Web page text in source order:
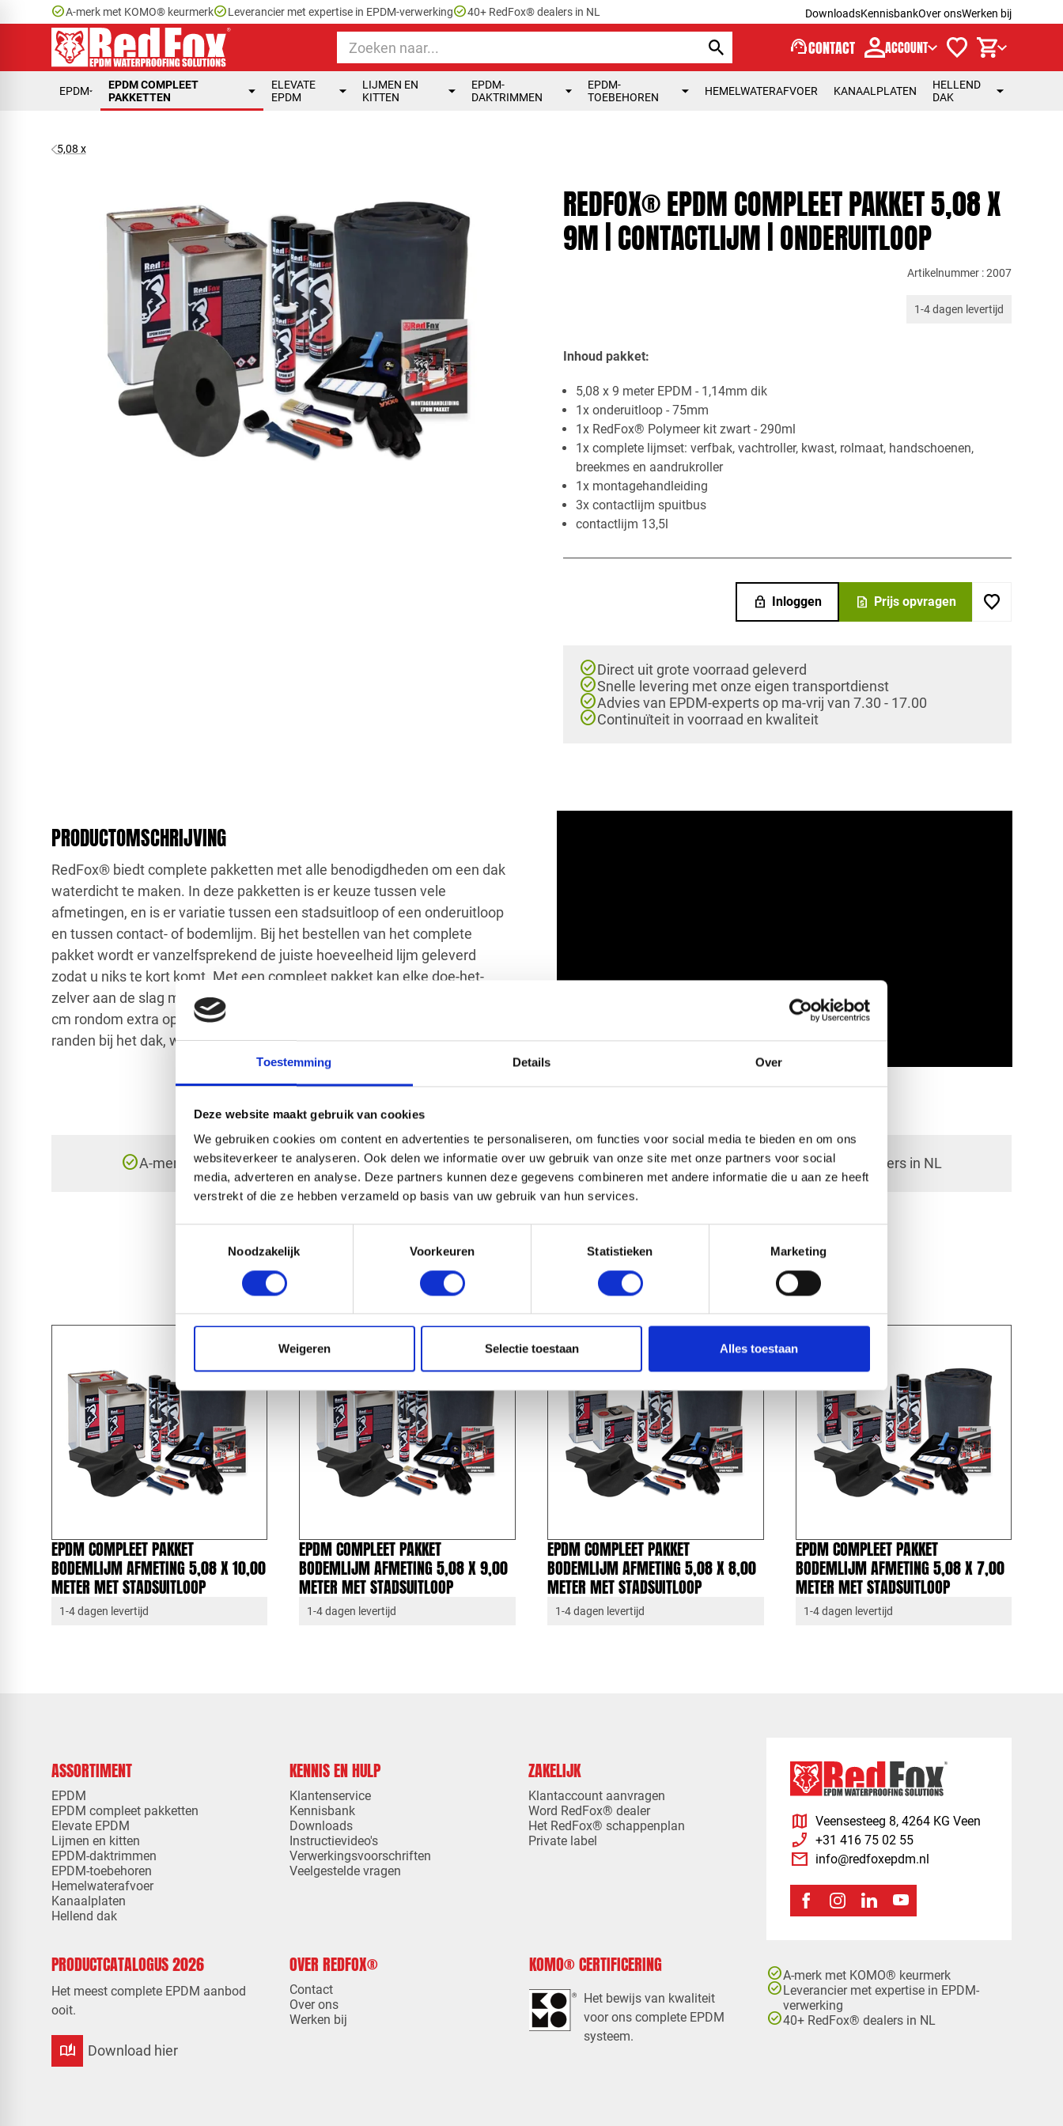
Toestemming Details Over
Deze website maakt gebruik van cookies
We gebruiken cookies om content en advertenties te personaliseren, om functies voor social media te bieden en om ons
websiteverkeer te analyseren. Ook delen we informatie over uw gebruik van onze site met onze partners voor social
media, adverteren en analyse. Deze partners kunnen deze gegevens combineren met andere informatie die u aan ze heeft
verstrekt of die ze hebben verzameld op basis van uw gebruik van hun services.
Noodzakelijk
Voorkeuren Statistieken Marketing
Weigeren Selectie toestaan Alles toestaan
check_circleA-merk met KOMO® keurmerkcheck_circleLeverancier met expertise in EPDM-verwerkingcheck_circle40+ RedFox® dealers in NL DownloadsKennisbankOver onsWerken bij
support_agentCONTACT ACCOUNT
EPDM
EPDM COMPLEET
PAKKETTEN
ELEVATE
EPDM
LIJMEN EN
KITTEN
EPDM-
DAKTRIMMEN
EPDM-
TOEBEHOREN
HEMELWATERAFVOER KANAALPLATEN
HELLEND
DAK
5,08 x
REDFOX® EPDM COMPLEET PAKKET 5,08 X
9M | CONTACTLIJM | ONDERUITLOOP
Artikelnummer : 2007
1-4 dagen levertijd
Inhoud p​akket:
​5,08 x 9 meter EPDM - 1,14mm dik
1x onderuitloop - 75mm
​1x RedFox® Polymeer kit zwart - 290ml
1x complete lijmset: verfbak, vachtroller, kwast, rolmaat, handschoenen,
breekmes en aandrukroller
1x montagehandleiding
3x contactlijm spuitbus ​
contactlijm 13,5l
lock Inloggen request_quote Prijs opvragen
check_circleDirect uit grote voorraad geleverd
check_circleSnelle levering met onze eigen transportdienst
check_circleAdvies van EPDM-experts op ma-vrij van 7.30 - 17.00
check_circleContinuïteit in voorraad en kwaliteit
PRODUCTOMSCHRIJVING
RedFox® biedt complete pakketten met alle benodigdheden om een dak
waterdicht te maken. In deze pakketten is er keuze tussen vele
afmetingen, en is er variatie tussen een stadsuitloop of een onderuitloop
en tussen contact- of bodemlijm. Bij het bestellen van het complete
pakket wordt er vanzelfsprekend de juiste hoeveelheid lijm geleverd
zodat u niks te kort komt. Met een compleet pakket kan elke doe-het-
zelver aan de slag met EPDM-dakbedekking. Wij raden aan om circa 30
cm rondom extra op te tellen bij de netto dakmaat i.v.m. de opstaande
randen bij het dak, wat zorgt voor overlapping.
check_circleA-merk met KOMO® keurmerk check_circleLeverancier met expertise in EPDM-verwerking check_circle 40+ RedFox® dealers in NL
HANDIG OM ER BIJ TE KOPEN
EPDM COMPLEET PAKKET
BODEMLIJM AFMETING 5,08 X 10,00
METER MET STADSUITLOOP
1-4 dagen levertijd
EPDM COMPLEET PAKKET
BODEMLIJM AFMETING 5,08 X 9,00
METER MET STADSUITLOOP
1-4 dagen levertijd
EPDM COMPLEET PAKKET
BODEMLIJM AFMETING 5,08 X 8,00
METER MET STADSUITLOOP
1-4 dagen levertijd
EPDM COMPLEET PAKKET
BODEMLIJM AFMETING 5,08 X 7,00
METER MET STADSUITLOOP
1-4 dagen levertijd
ASSORTIMENT
EPDM
EPDM compleet pakketten
Elevate EPDM
Lijmen en kitten
EPDM-daktrimmen
EPDM-toebehoren
Hemelwaterafvoer
Kanaalplaten
Hellend dak
KENNIS EN HULP
Klantenservice
Kennisbank
Downloads
Instructievideo's
Verwerkingsvoorschriften
Veelgestelde vragen
ZAKELIJK
Klantaccount aanvragen
Word RedFox® dealer
Het RedFox® schappenplan
Private label
PRODUCTCATALOGUS 2026
Het meest complete EPDM aanbod
ooit.
auto_stories Download hier
OVER REDFOX®
Contact
Over ons
Werken bij
KOMO® CERTIFICERING
Het bewijs van kwaliteit
voor ons complete EPDM
systeem.
map Veensesteeg 8, 4264 KG Veen
phone_enabled +31 416 75 02 55
mail info@redfoxepdm.nl
check_circleA-merk met KOMO® keurmerk
check_circleLeverancier met expertise in EPDM-
verwerking
check_circle40+ RedFox® dealers in NL